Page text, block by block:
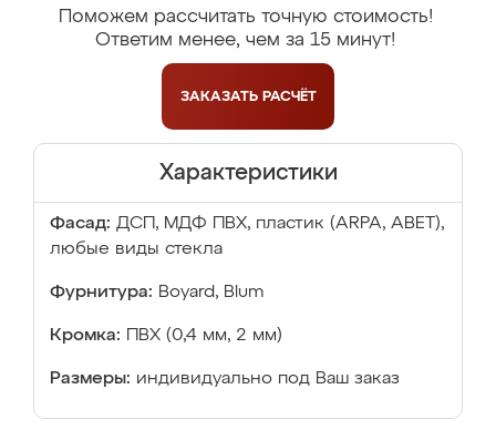
Поможем рассчитать точную стоимость!
Ответим менее, чем за 15 минут!
ЗАКАЗАТЬ РАСЧЁТ
Характеристики
Фасад: ДСП, МДФ ПВХ, пластик (ARPA, ABET),
любые виды стекла
Фурнитура: Boyard, Blum
Кромка: ПВХ (0,4 мм, 2 мм)
Размеры: индивидуально под Ваш заказ